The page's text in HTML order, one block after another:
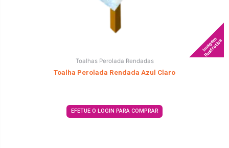
Imagem
Ilustrativa
Toalhas Perolada Rendadas
Toalha Perolada Rendada Azul Claro
EFETUE O LOGIN PARA COMPRAR